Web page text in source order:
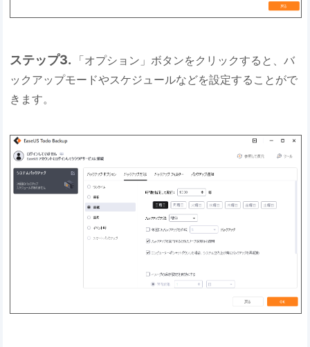
ステップ3.
「オプション」ボタンをクリックすると、バ
ックアップモードやスケジュールなどを設定することがで
きます。